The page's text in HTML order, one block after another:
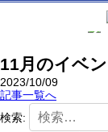
11月のイベ
2023/10/09
記事一覧へ
検索: